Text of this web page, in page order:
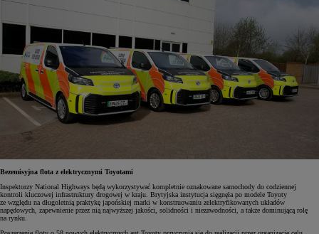
Bezemisyjna flota z elektrycznymi Toyotami
Inspektorzy National Highways będą wykorzystywać kompletnie oznakowane samochody do codziennej
kontroli kluczowej infrastruktury drogowej w kraju. Brytyjska instytucja sięgnęła po modele Toyoty
ze względu na długoletnią praktykę japońskiej marki w konstruowaniu zelektryfikowanych układów
napędowych, zapewnienie przez nią najwyższej jakości, solidności i niezawodności, a także dominującą rolę
na rynku.